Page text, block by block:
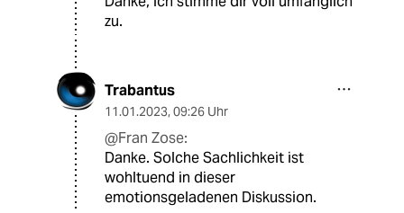
zu.
Trabantus
11.01.2023, 09:26 Uhr
@Fran Zose:
Danke. Solche Sachlichkeit ist
wohltuend in dieser
emotionsgeladenen Diskussion.